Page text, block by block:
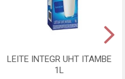
LEITE INTEGR UHT ITAMBE
1L